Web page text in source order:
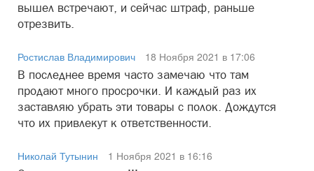
вышел встречают, и сейчас штраф, раньше
отрезвить.
Ростислав Владимирович
18 Ноября 2021 в 17:06
В последнее время часто замечаю что там
продают много просрочки. И каждый раз их
заставляю убрать эти товары с полок. Дождутся
что их привлекут к ответственности.
Николай Тутынин
1 Ноября 2021 в 16:16